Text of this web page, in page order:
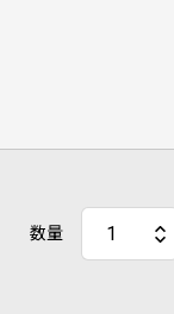
数量